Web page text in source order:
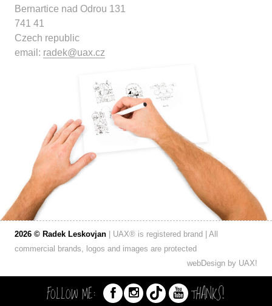
Bernartice nad Odrou 131
741 41
Czech republic
email: radek@uax.cz
2026 © Radek Leskovjan | UAX® is registered brand | All
commercial brands, logos and images are protected
webDesign by UAX!
FOLLOW ME: THANKS!